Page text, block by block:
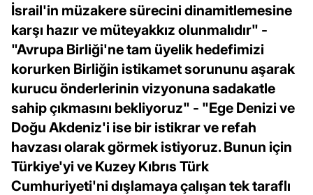
İsrail'in müzakere sürecini dinamitlemesine
karşı hazır ve müteyakkız olunmalıdır" -
"Avrupa Birliği'ne tam üyelik hedefimizi
korurken Birliğin istikamet sorununu aşarak
kurucu önderlerinin vizyonuna sadakatle
sahip çıkmasını bekliyoruz" - "Ege Denizi ve
Doğu Akdeniz'i ise bir istikrar ve refah
havzası olarak görmek istiyoruz. Bunun için
Türkiye'yi ve Kuzey Kıbrıs Türk
Cumhuriyeti'ni dışlamaya çalışan tek taraflı